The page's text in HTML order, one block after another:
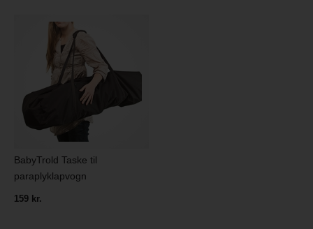
BabyTrold Taske til
paraplyklapvogn
159 kr.